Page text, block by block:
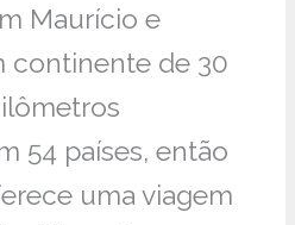
Maurício e
continente de 30
54 países, então
uma viagem